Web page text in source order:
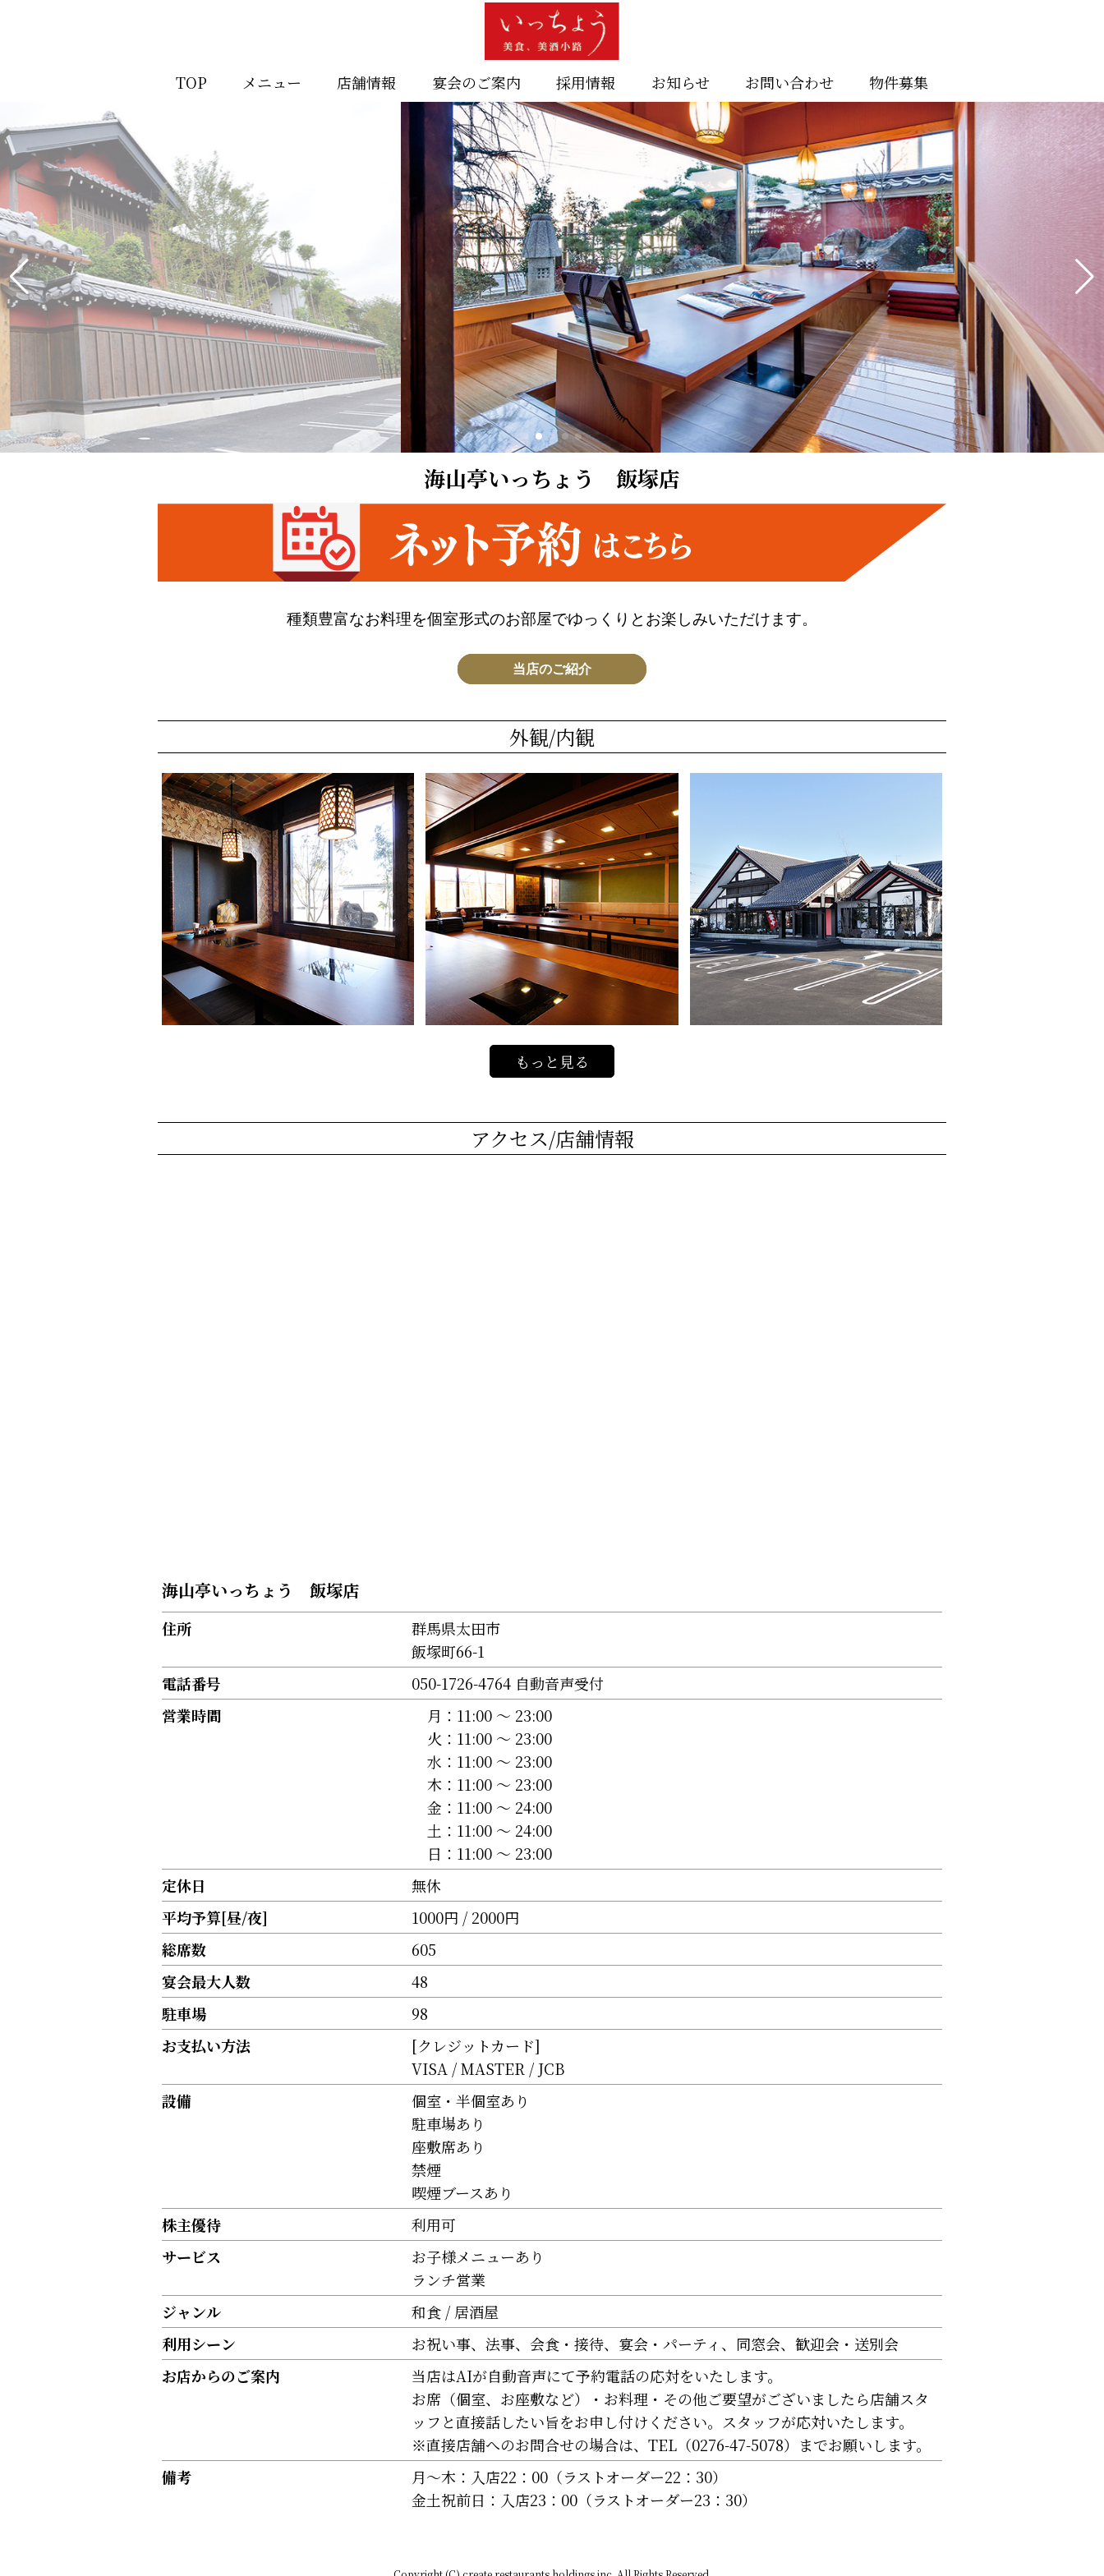
TOP メニュー 店舗情報 宴会のご案内 採用情報 お知らせ お問い合わせ 物件募集
海山亭いっちょう 飯塚店
種類豊富なお料理を個室形式のお部屋でゆっくりとお楽しみいただけます。
当店のご紹介
外観/内観
もっと見る
アクセス/店舗情報
海山亭いっちょう 飯塚店
住所
群馬県太田市
飯塚町66-1
電話番号
050-1726-4764 自動音声受付
営業時間
月： 11:00 〜 23:00
火： 11:00 〜 23:00
水： 11:00 〜 23:00
木： 11:00 〜 23:00
金： 11:00 〜 24:00
土： 11:00 〜 24:00
日： 11:00 〜 23:00
定休日
無休
平均予算[昼/夜]
1000円 / 2000円
総席数
605
宴会最大人数
48
駐車場
98
お支払い方法
[クレジットカード]
VISA
MASTER
JCB
設備
個室・半個室あり
駐車場あり
座敷席あり
禁煙
喫煙ブースあり
株主優待
利用可
サービス
お子様メニューあり
ランチ営業
ジャンル
和食
居酒屋
利用シーン
お祝い事 法事 会食・接待 宴会・パーティ 同窓会
歓迎会・送別会
お店からのご案内
当店はAIが自動音声にて予約電話の応対をいたします。
お席（個室、お座敷など）・お料理・その他ご要望がございましたら店舗スタ
ッフと直接話したい旨をお申し付けください。スタッフが応対いたします。
※直接店舗へのお問合せの場合は、TEL（0276-47-5078）までお願いします。
備考
月～木：入店22：00（ラストオーダー22：30）
金土祝前日：入店23：00（ラストオーダー23：30）